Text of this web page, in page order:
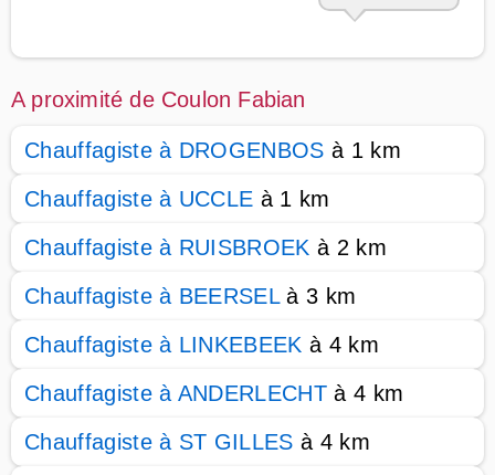
A proximité de Coulon Fabian
Chauffagiste à DROGENBOS à 1 km
Chauffagiste à UCCLE à 1 km
Chauffagiste à RUISBROEK à 2 km
Chauffagiste à BEERSELà 3 km
Chauffagiste à LINKEBEEK à 4 km
Chauffagiste à ANDERLECHT à 4 km
Chauffagiste à ST GILLES à 4 km